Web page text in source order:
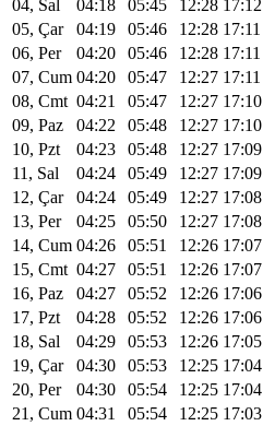
04, Sal
04:18 05:45 12:28 17:12
05, Çar
04:19 05:46 12:28 17:11
06, Per
04:20 05:46 12:28 17:11
07, Cum 04:20 05:47 12:27 17:11
08, Cmt 04:21 05:47 12:27 17:10
09, Paz
04:22 05:48 12:27 17:10
10, Pzt
04:23 05:48 12:27 17:09
11, Sal
04:24 05:49 12:27 17:09
12, Çar
04:24 05:49 12:27 17:08
13, Per
04:25 05:50 12:27 17:08
14, Cum 04:26 05:51 12:26 17:07
15, Cmt 04:27 05:51 12:26 17:07
16, Paz
04:27 05:52 12:26 17:06
17, Pzt
04:28 05:52 12:26 17:06
18, Sal
04:29 05:53 12:26 17:05
19, Çar
04:30 05:53 12:25 17:04
20, Per
04:30 05:54 12:25 17:04
21, Cum 04:31 05:54 12:25 17:03